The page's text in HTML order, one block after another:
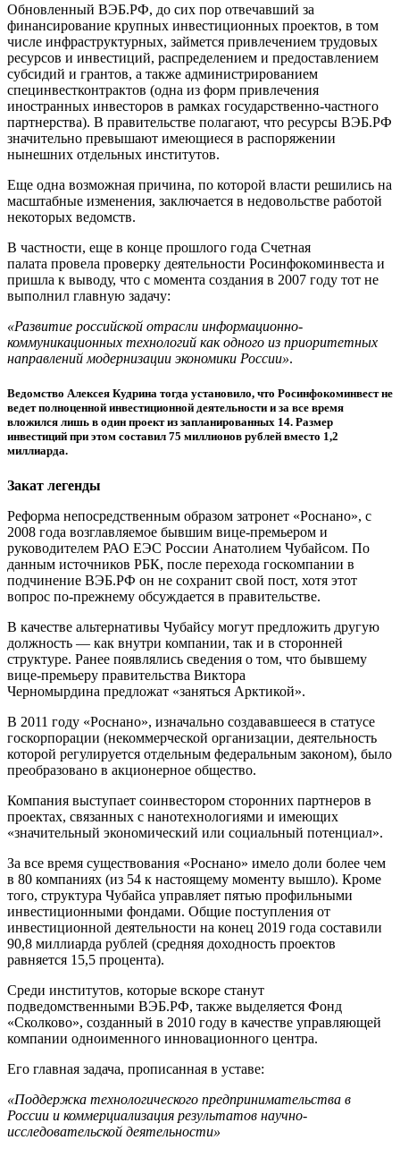
Обновленный ВЭБ.РФ, до сих пор отвечавший за
финансирование крупных инвестиционных проектов, в том
числе инфраструктурных, займется привлечением трудовых
ресурсов и инвестиций, распределением и предоставлением
субсидий и грантов, а также администрированием
специнвестконтрактов (одна из форм привлечения
иностранных инвесторов в рамках государственно-частного
партнерства). В правительстве полагают, что ресурсы ВЭБ.РФ
значительно превышают имеющиеся в распоряжении
нынешних отдельных институтов.
Еще одна возможная причина, по которой власти решились на
масштабные изменения, заключается в недовольстве работой
некоторых ведомств.
В частности, еще в конце прошлого года Счетная
палата провела проверку деятельности Росинфокоминвеста и
пришла к выводу, что с момента создания в 2007 году тот не
выполнил главную задачу:
«Развитие российской отрасли информационно-
коммуникационных технологий как одного из приоритетных
направлений модернизации экономики России».
Ведомство Алексея Кудрина тогда установило, что Росинфокоминвест не
ведет полноценной инвестиционной деятельности и за все время
вложился лишь в один проект из запланированных 14. Размер
инвестиций при этом составил 75 миллионов рублей вместо 1,2
миллиарда.
Закат легенды
Реформа непосредственным образом затронет «Роснано», с
2008 года возглавляемое бывшим вице-премьером и
руководителем РАО ЕЭС России Анатолием Чубайсом. По
данным источников РБК, после перехода госкомпании в
подчинение ВЭБ.РФ он не сохранит свой пост, хотя этот
вопрос по-прежнему обсуждается в правительстве.
В качестве альтернативы Чубайсу могут предложить другую
должность — как внутри компании, так и в сторонней
структуре. Ранее появлялись сведения о том, что бывшему
вице-премьеру правительства Виктора
Черномырдина предложат «заняться Арктикой».
В 2011 году «Роснано», изначально создававшееся в статусе
госкорпорации (некоммерческой организации, деятельность
которой регулируется отдельным федеральным законом), было
преобразовано в акционерное общество.
Компания выступает соинвестором сторонних партнеров в
проектах, связанных с нанотехнологиями и имеющих
«значительный экономический или социальный потенциал».
За все время существования «Роснано» имело доли более чем
в 80 компаниях (из 54 к настоящему моменту вышло). Кроме
того, структура Чубайса управляет пятью профильными
инвестиционными фондами. Общие поступления от
инвестиционной деятельности на конец 2019 года составили
90,8 миллиарда рублей (средняя доходность проектов
равняется 15,5 процента).
Среди институтов, которые вскоре станут
подведомственными ВЭБ.РФ, также выделяется Фонд
«Сколково», созданный в 2010 году в качестве управляющей
компании одноименного инновационного центра.
Его главная задача, прописанная в уставе:
«Поддержка технологического предпринимательства в
России и коммерциализация результатов научно-
исследовательской деятельности»